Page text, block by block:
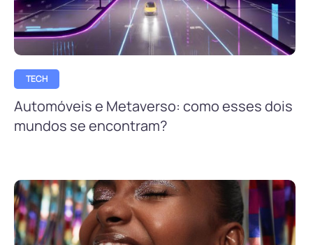
TECH
Automóveis e Metaverso: como esses dois
mundos se encontram?